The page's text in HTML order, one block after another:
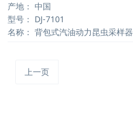
产地： 中国
型号： DJ-7101
名称： 背包式汽油动力昆虫采样器
上一页